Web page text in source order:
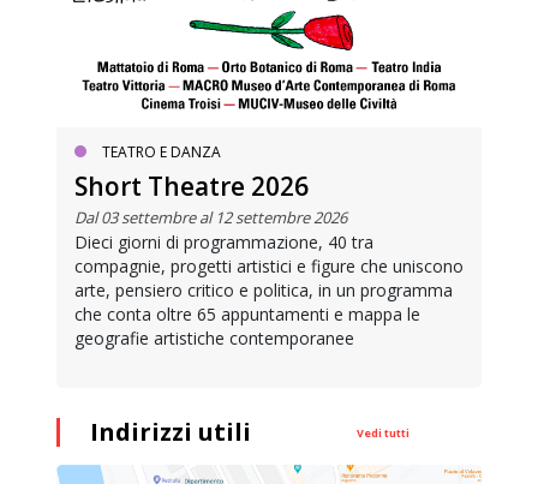
TEATRO E DANZA
Short Theatre 2026
Dal 03 settembre al 12 settembre 2026
Dieci giorni di programmazione, 40 tra
compagnie, progetti artistici e figure che uniscono
arte, pensiero critico e politica, in un programma
che conta oltre 65 appuntamenti e mappa le
geografie artistiche contemporanee
Indirizzi utili Vedi tutti